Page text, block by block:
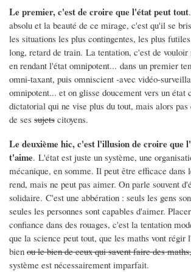
Le premier, c'est de croire que l'état peut tout
absolu et la beauté de ce mirage, c'est qu'il se
les situations les plus contingentes, les plus
long, retard de train. La tentation, c'est de
en rendant l'état omnipotent... dans un premier
omni-taxant, puis omniscient -avec vidéo-
omnipotent... et on glisse doucement vers un état
dictatorial qui ne vise plus du tout, mais alors pas
de ses sujets citoyens.
Le deuxième hic, c'est l'illusion de croire que
t'aime. L'état est juste un système, une
mécanique, en somme. Il peut être efficace dans
rend, mais ne peut pas aimer. On parle souvent
solidaire. C'est une abbération : seuls les gens
seules les personnes sont capables d'aimer.
confiance dans des rouages, c'est la tentation
que la science peut tout, que les maths vont régir
bien ou le bien de ceux qui savent faire des
système est nécessairement imparfait.